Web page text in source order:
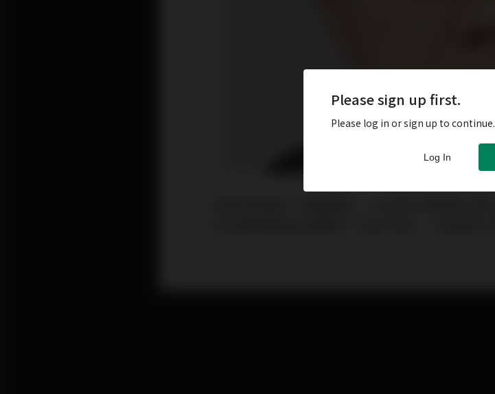
Please sign up first.
Please log in or sign up to continue.
Log In